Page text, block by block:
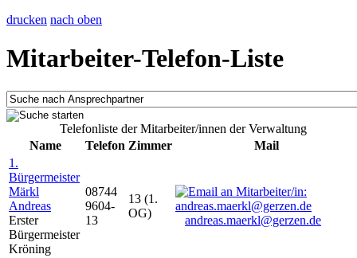
drucken nach oben
Mitarbeiter-Telefon-Liste
Telefonliste der Mitarbeiter/innen der Verwaltung
Name
Telefon Zimmer
Mail
1.
Bürgermeister
Märkl
Andreas
Erster
Bürgermeister
Kröning
08744
9604-
13
13 (1.
OG)
andreas.maerkl@gerzen.de